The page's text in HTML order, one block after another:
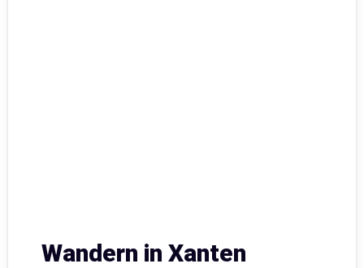
Wandern in Xanten